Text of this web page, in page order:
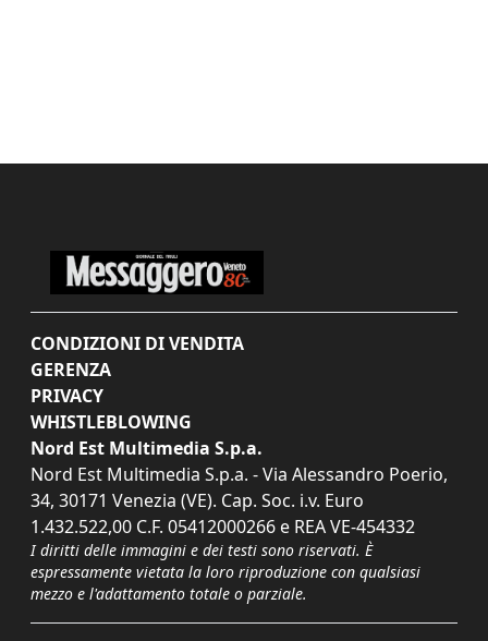
CONDIZIONI DI VENDITA
GERENZA
PRIVACY
WHISTLEBLOWING
Nord Est Multimedia S.p.a.
Nord Est Multimedia S.p.a. - Via Alessandro Poerio,
34, 30171 Venezia (VE). Cap. Soc. i.v. Euro
1.432.522,00 C.F. 05412000266 e REA VE-454332
I diritti delle immagini e dei testi sono riservati. È
espressamente vietata la loro riproduzione con qualsiasi
mezzo e l'adattamento totale o parziale.